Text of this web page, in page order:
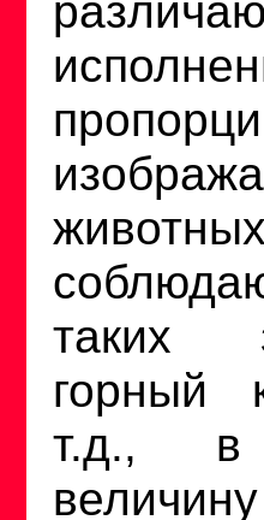
таких
горный
т.д.,